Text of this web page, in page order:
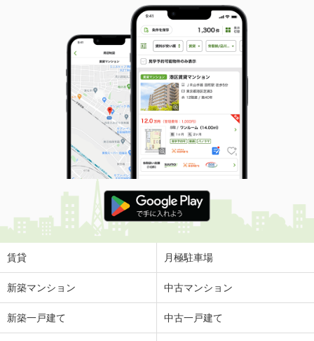
賃貸 月極駐車場
新築マンション 中古マンション
新築一戸建て 中古一戸建て